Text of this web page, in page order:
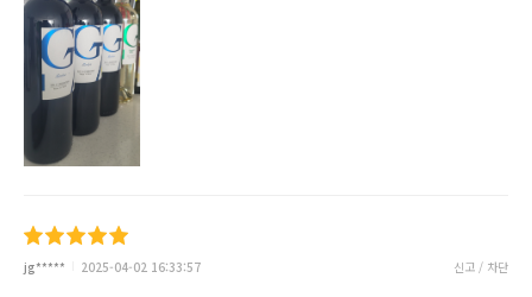
jg***** 2025-04-02 16:33:57 신고 / 차단